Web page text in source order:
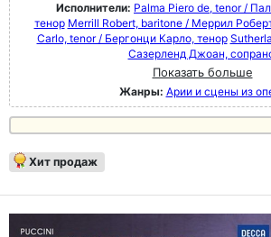
Исполнители: Palma Piero de, tenor /
тенор Merrill Robert, baritone / Меррил
Carlo, tenor / Бергонци Карло, тенор
Сазерленд Джоан,
Показать больше
Жанры: Арии и сцены из
Хит продаж